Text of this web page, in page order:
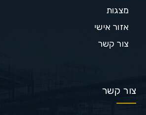
מצגות
אזור אישי
צור קשר
צור קשר